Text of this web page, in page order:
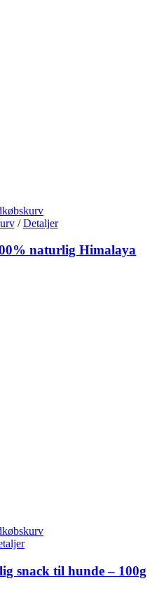
/ Detaljer
naturlig Himalaya
snack til hunde – 100g